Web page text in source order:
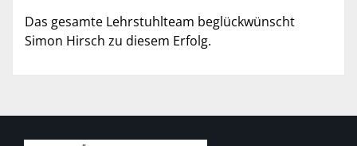
Das gesamte Lehrstuhlteam beglückwünscht
Simon Hirsch zu diesem Erfolg.